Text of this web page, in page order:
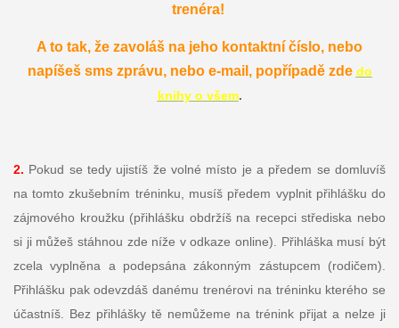
trenéra!
A to tak, že zavoláš na jeho kontaktní číslo, nebo
napíšeš sms zprávu, nebo e-mail, popřípadě zde do
knihy o všem.
2. Pokud se tedy ujistíš že volné místo je a předem se domluvíš
na tomto zkušebním tréninku, musíš předem vyplnit přihlášku do
zájmového kroužku (přihlášku obdržíš na recepci střediska nebo
si ji můžeš stáhnou zde níže v odkaze online). Přihláška musí být
zcela vyplněna a podepsána zákonným zástupcem (rodičem).
Přihlášku pak odevzdáš danému trenérovi na tréninku kterého se
účastníš. Bez přihlášky tě nemůžeme na trénink přijat a nelze ji